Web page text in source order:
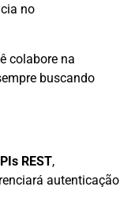
no
colabore na
buscando
REST,
autenticação